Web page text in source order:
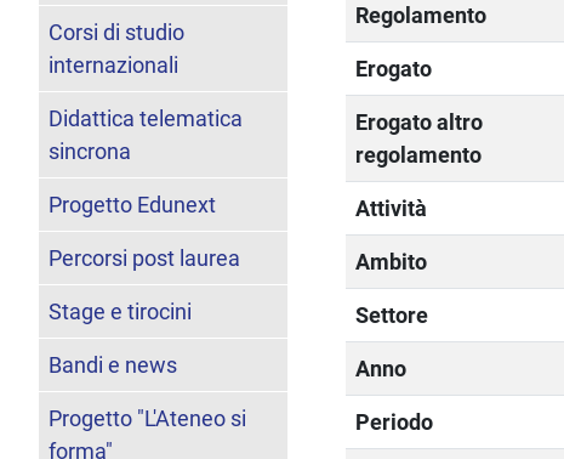
Regolamento
Erogato
Erogato altro
regolamento
Attività
Ambito
Settore
Anno
Periodo
Corsi di studio
internazionali
Didattica telematica
sincrona
Progetto Edunext
Percorsi post laurea
Stage e tirocini
Bandi e news
Progetto "L'Ateneo si
forma"